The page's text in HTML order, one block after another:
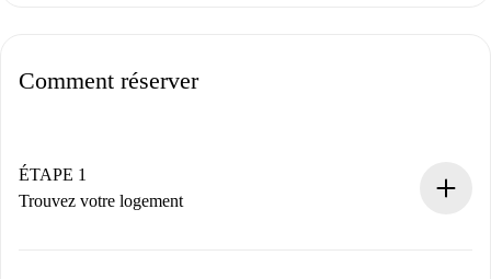
Comment réserver
ÉTAPE 1
Trouvez votre logement